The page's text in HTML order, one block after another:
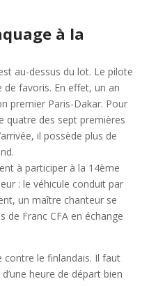
à la
au-dessus du lot. Le pilote
de favoris. En effet, un an
premier Paris-Dakar. Pour
quatre des sept premières
il possède plus de
à participer à la 14ème
: le véhicule conduit par
un maître chanteur se
Franc CFA en échange
le finlandais. Il faut
heure de départ bien